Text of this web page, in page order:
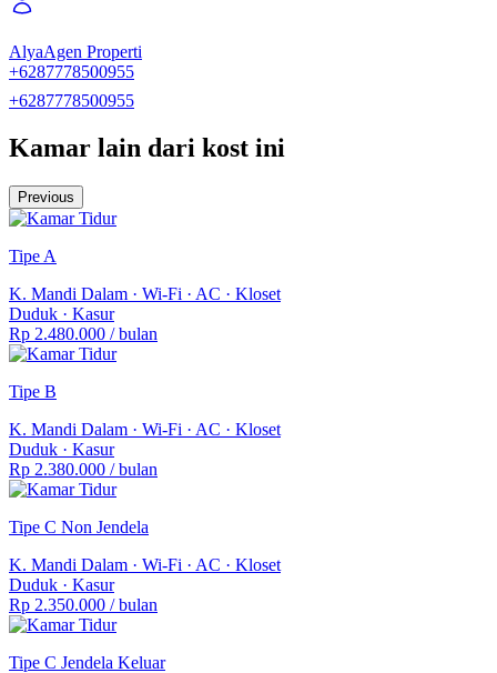
CCTV
R. Tamu
R. Cuci
Kulkas
Fasilitas parkir
Parkir Motor
Area lingkungan :
Warung makan / Rumah makan
Mini market / Warung kelontong
ATM / Bank
Halte Bus / Pos Ojek
Pusat belanja / Mall
AlyaAgen Properti
+6287778500955
+6287778500955
Kamar lain dari kost ini
Previous
Tipe A
K. Mandi Dalam · Wi-Fi · AC · Kloset
Duduk · Kasur
Rp 2.480.000 / bulan
Tipe B
K. Mandi Dalam · Wi-Fi · AC · Kloset
Duduk · Kasur
Rp 2.380.000 / bulan
Tipe C Non Jendela
K. Mandi Dalam · Wi-Fi · AC · Kloset
Duduk · Kasur
Rp 2.350.000 / bulan
Tipe C Jendela Keluar